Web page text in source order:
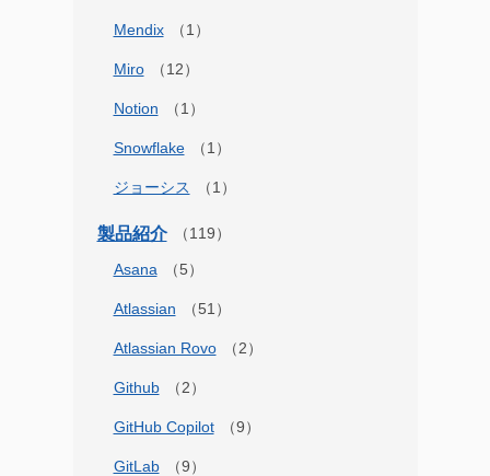
Mendix
Miro
Notion
Snowflake
ジョーシス
製品紹介
Asana
Atlassian
Atlassian Rovo
Github
GitHub Copilot
GitLab